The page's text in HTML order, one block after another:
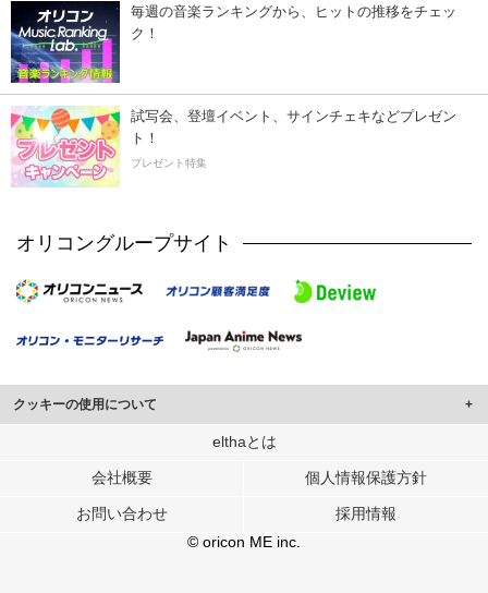
毎週の音楽ランキングから、ヒットの推移をチェッ
ク！
試写会、登壇イベント、サインチェキなどプレゼン
ト！
プレゼント特集
オリコングループサイト
クッキーの使用について
このサイトでは Cookie を使用して、ユーザーに合わせたコンテンツや広告の
行っています。
メディアや広告配信、データ解析の各パートナーに提供しています。
ユーザーが各パートナーのサービスを使用したときに収集した他の情報を組み
elthaとは
会社概要 個人情報保護方針
お問い合わせ
採用情報
© oricon ME inc.